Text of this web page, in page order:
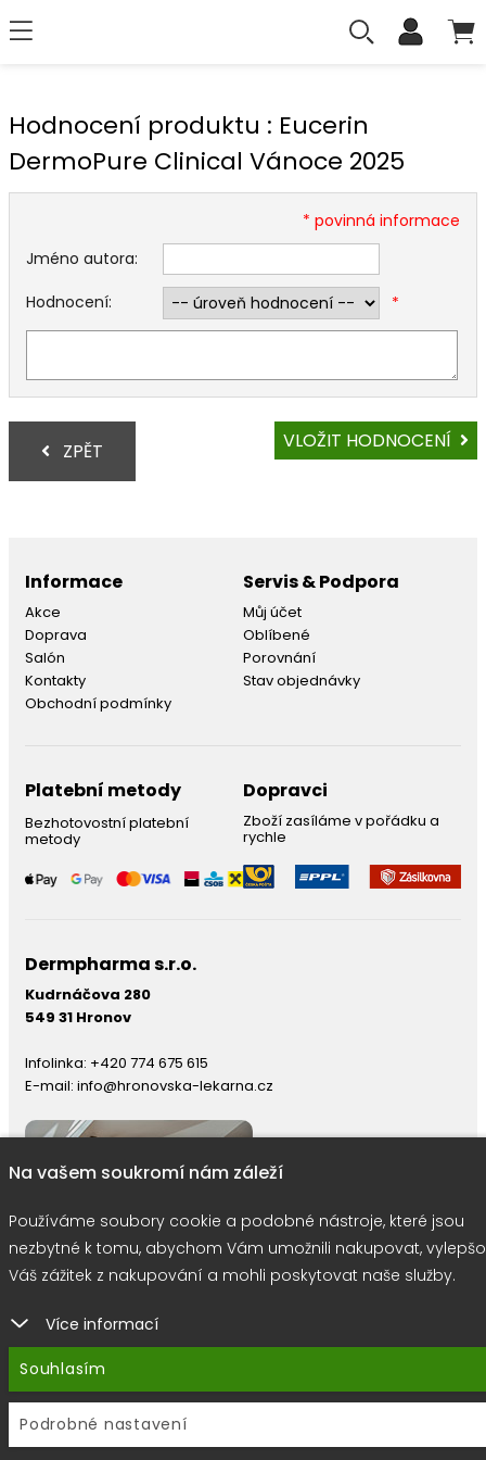
Hodnocení produktu : Eucerin
DermoPure Clinical Vánoce 2025
* povinná informace
Jméno autora:
Hodnocení:
*
VLOŽIT HODNOCENÍ
ZPĚT
Informace
Akce
Doprava
Salón
Kontakty
Obchodní podmínky
Servis & Podpora
Můj účet
Oblíbené
Porovnání
Stav objednávky
Platební metody
Bezhotovostní platební
metody
Dopravci
Zboží zasíláme v pořádku a
rychle
Dermpharma s.r.o.
Kudrnáčova 280
549 31 Hronov
Infolinka: +420 774 675 615
E-mail: info@hronovska-lekarna.cz
© 2026 |
Používáme soubory cookie
Na vašem soukromí nám záleží
Používáme soubory cookie a podobné nástroje, které jsou
nezbytné k tomu, abychom Vám umožnili nakupovat,
Váš zážitek z nakupování a mohli poskytovat naše služby.
Více informací
Souhlasím
Podrobné nastavení